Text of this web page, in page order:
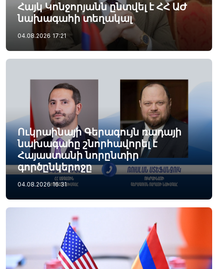
Հայկ Կոնջորյանն ընտվել է ՀՀ ԱԺ
նախագահի տեղակալ
04.08.2026 17:21
Ուկրաինայի Գերագույն ռադայի
նախագահը շնորհավորել է
Հայաստանի նորընտիր
գործընկերոջը
04.08.2026 16:31